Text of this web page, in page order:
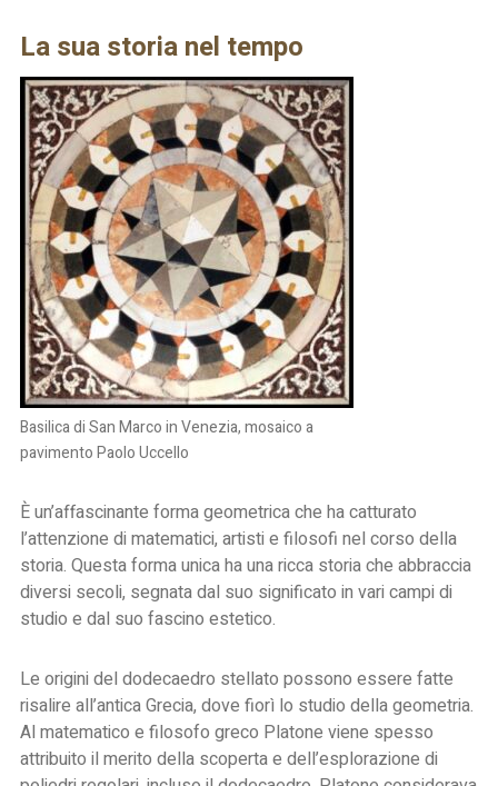
La sua storia nel tempo
Basilica di San Marco in Venezia, mosaico a
pavimento Paolo Uccello
È un’affascinante forma geometrica che ha catturato
l’attenzione di matematici, artisti e filosofi nel corso della
storia. Questa forma unica ha una ricca storia che abbraccia
diversi secoli, segnata dal suo significato in vari campi di
studio e dal suo fascino estetico.
Le origini del dodecaedro stellato possono essere fatte
risalire all’antica Grecia, dove fiorì lo studio della geometria.
Al matematico e filosofo greco Platone viene spesso
attribuito il merito della scoperta e dell’esplorazione di